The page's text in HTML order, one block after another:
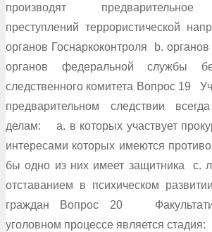
производят предварительное
преступлений террористической
органов Госнаркоконтроля b.
органов федеральной службы
следственного комитета Вопрос 19
предварительном следствии
делам: a. в которых участвует
интересами которых имеются
бы одно из них имеет защитника c.
отставанием в психическом
граждан Вопрос 20
уголовном процессе является